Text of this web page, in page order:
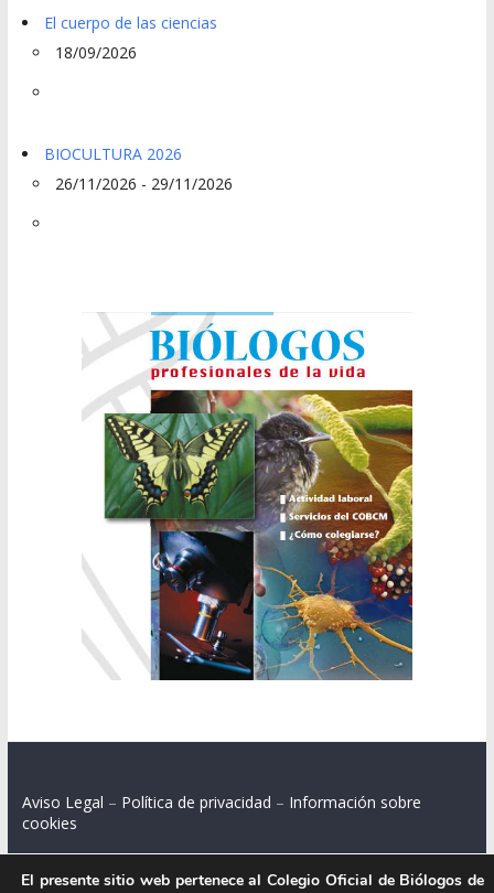
El cuerpo de las ciencias
18/09/2026
BIOCULTURA 2026
26/11/2026 - 29/11/2026
Aviso Legal – Política de privacidad – Información sobre
cookies
El presente sitio web pertenece al Colegio Oficial de Biólogos de